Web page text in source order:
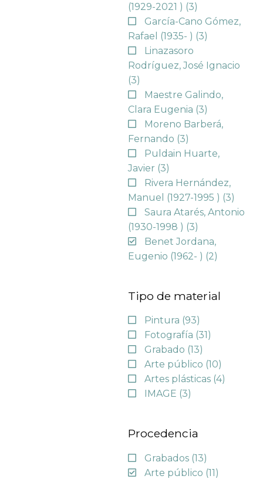
(1929-2021 ) (3)
García-Cano Gómez,
Rafael (1935- ) (3)
Linazasoro
Rodríguez, José Ignacio
(3)
Maestre Galindo,
Clara Eugenia (3)
Moreno Barberá,
Fernando (3)
Puldain Huarte,
Javier (3)
Rivera Hernández,
Manuel (1927-1995 ) (3)
Saura Atarés, Antonio
(1930-1998 ) (3)
Benet Jordana,
Eugenio (1962- ) (2)
Tipo de material
Pintura (93)
Fotografía (31)
Grabado (13)
Arte público (10)
Artes plásticas (4)
IMAGE (3)
Procedencia
Grabados (13)
Arte público (11)